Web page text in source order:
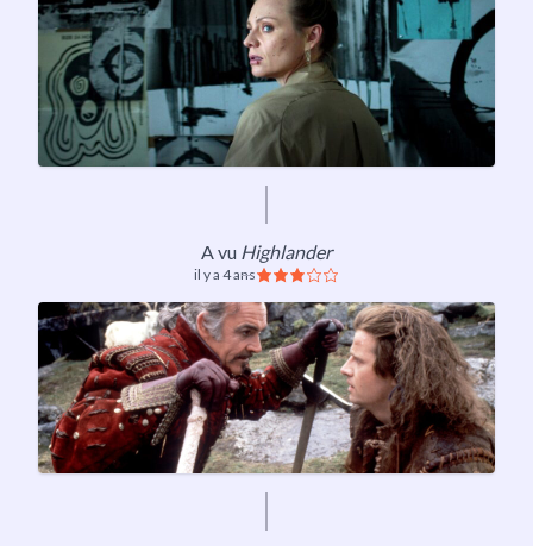
A vu Highlander
il y a 4 ans